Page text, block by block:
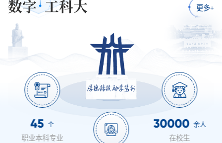
数字 工科大 更多+
45 个
职业本科专业
30000 余人
在校生